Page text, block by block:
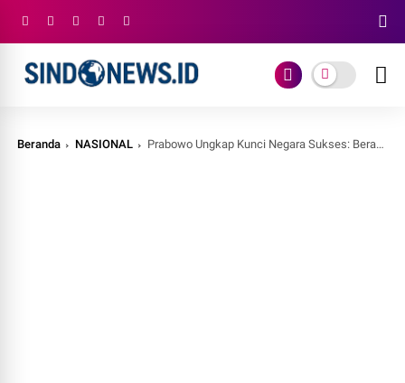
Beranda NASIONAL Prabowo Ungkap Kunci Negara Sukses: Berani Akui Kekurangan, Berfikir Besar, hingga Cari Solusi